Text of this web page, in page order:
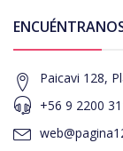
Paicavi 128,
+56 9 2200